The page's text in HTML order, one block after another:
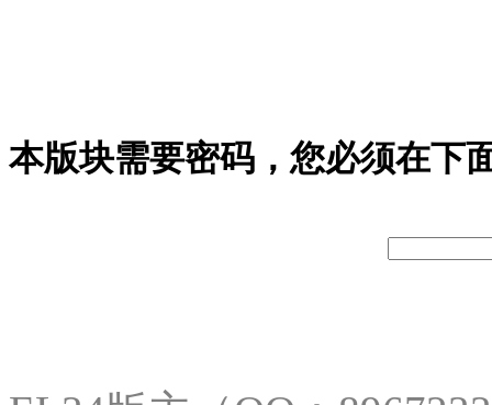
本版块需要密码，您必须在下